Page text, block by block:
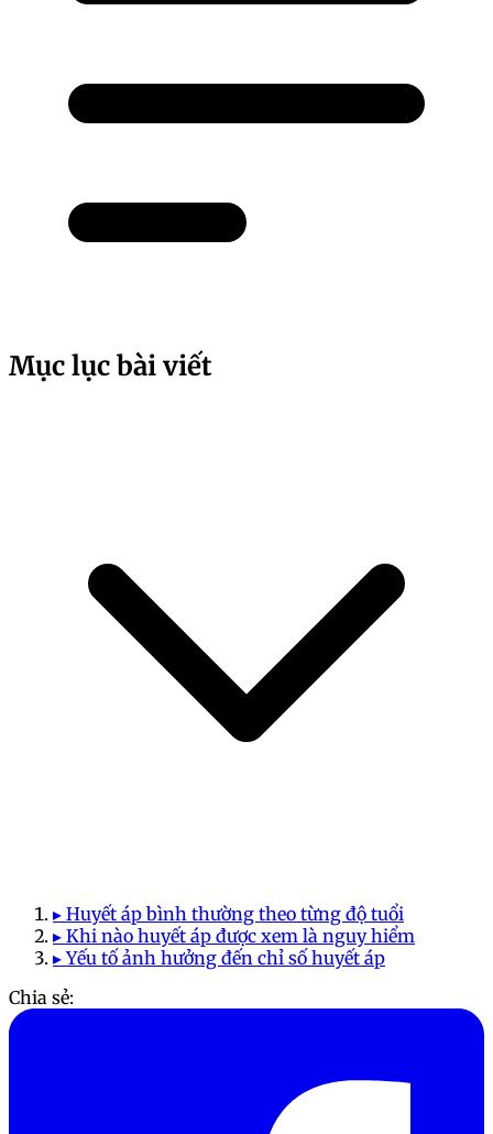
Mục lục bài viết
▸ Huyết áp bình thường theo từng độ tuổi
▸ Khi nào huyết áp được xem là nguy hiểm
▸ Yếu tố ảnh hưởng đến chỉ số huyết áp
Chia sẻ: